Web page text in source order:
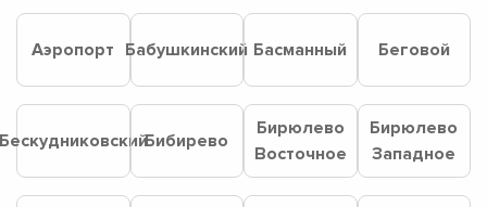
Аэропорт Бабушкинский Басманный Беговой
Бибирево
Бирюлево
Восточное
Бирюлево
Западное